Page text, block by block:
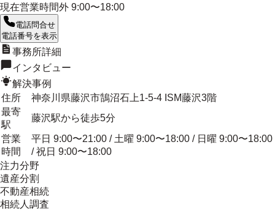
現在営業時間外 9:00〜18:00
電話問合せ
電話番号を表示
事務所詳細
インタビュー
解決事例
住所
神奈川県藤沢市鵠沼石上1-5-4 ISM藤沢3階
最寄
駅
藤沢駅から徒歩5分
営業
時間
平日 9:00〜21:00 / 土曜 9:00〜18:00 / 日曜 9:00〜18:00
/ 祝日 9:00〜18:00
注力分野
遺産分割
不動産相続
相続人調査